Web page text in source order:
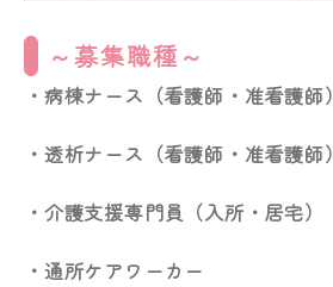
～募集職種～
・病棟ナース（看護師・准看護師）
・透析ナース（看護師・准看護師）
・介護支援専門員（入所・居宅）
・通所ケアワーカー